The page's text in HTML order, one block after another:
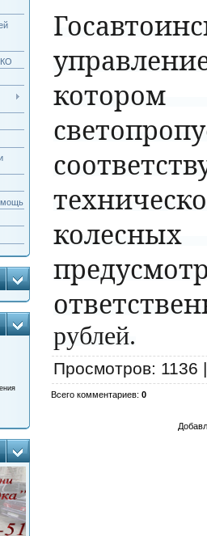
котором
колесных
рублей.
Просмотров: 1136
Всего комментариев:0